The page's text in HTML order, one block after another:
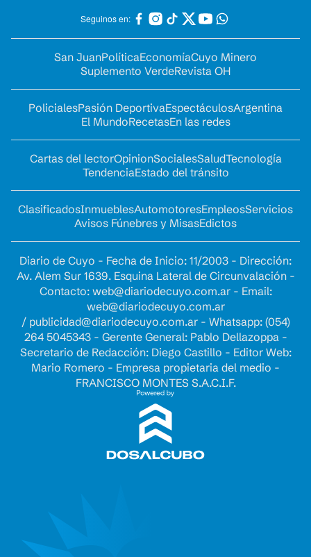
Seguinos en:
San JuanPolíticaEconomíaCuyo Minero
Suplemento VerdeRevista OH
PolicialesPasión DeportivaEspectáculosArgentina
El MundoRecetasEn las redes
Cartas del lectorOpinionSocialesSaludTecnología
TendenciaEstado del tránsito
ClasificadosInmueblesAutomotoresEmpleosServicios
Avisos Fúnebres y MisasEdictos
Diario de Cuyo - Fecha de Inicio: 11/2003 - Dirección:
Av. Alem Sur 1639. Esquina Lateral de Circunvalación -
Contacto: web@diariodecuyo.com.ar- Email:
web@diariodecuyo.com.ar
/ publicidad@diariodecuyo.com.ar- Whatsapp: (054)
264 5045343 - Gerente General: Pablo Dellazoppa -
Secretario de Redacción: Diego Castillo - Editor Web:
Mario Romero - Empresa propietaria del medio -
FRANCISCO MONTES S.A.C.I.F.